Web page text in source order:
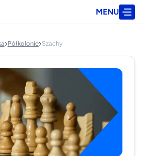
MENU
Półkolonie Szachy